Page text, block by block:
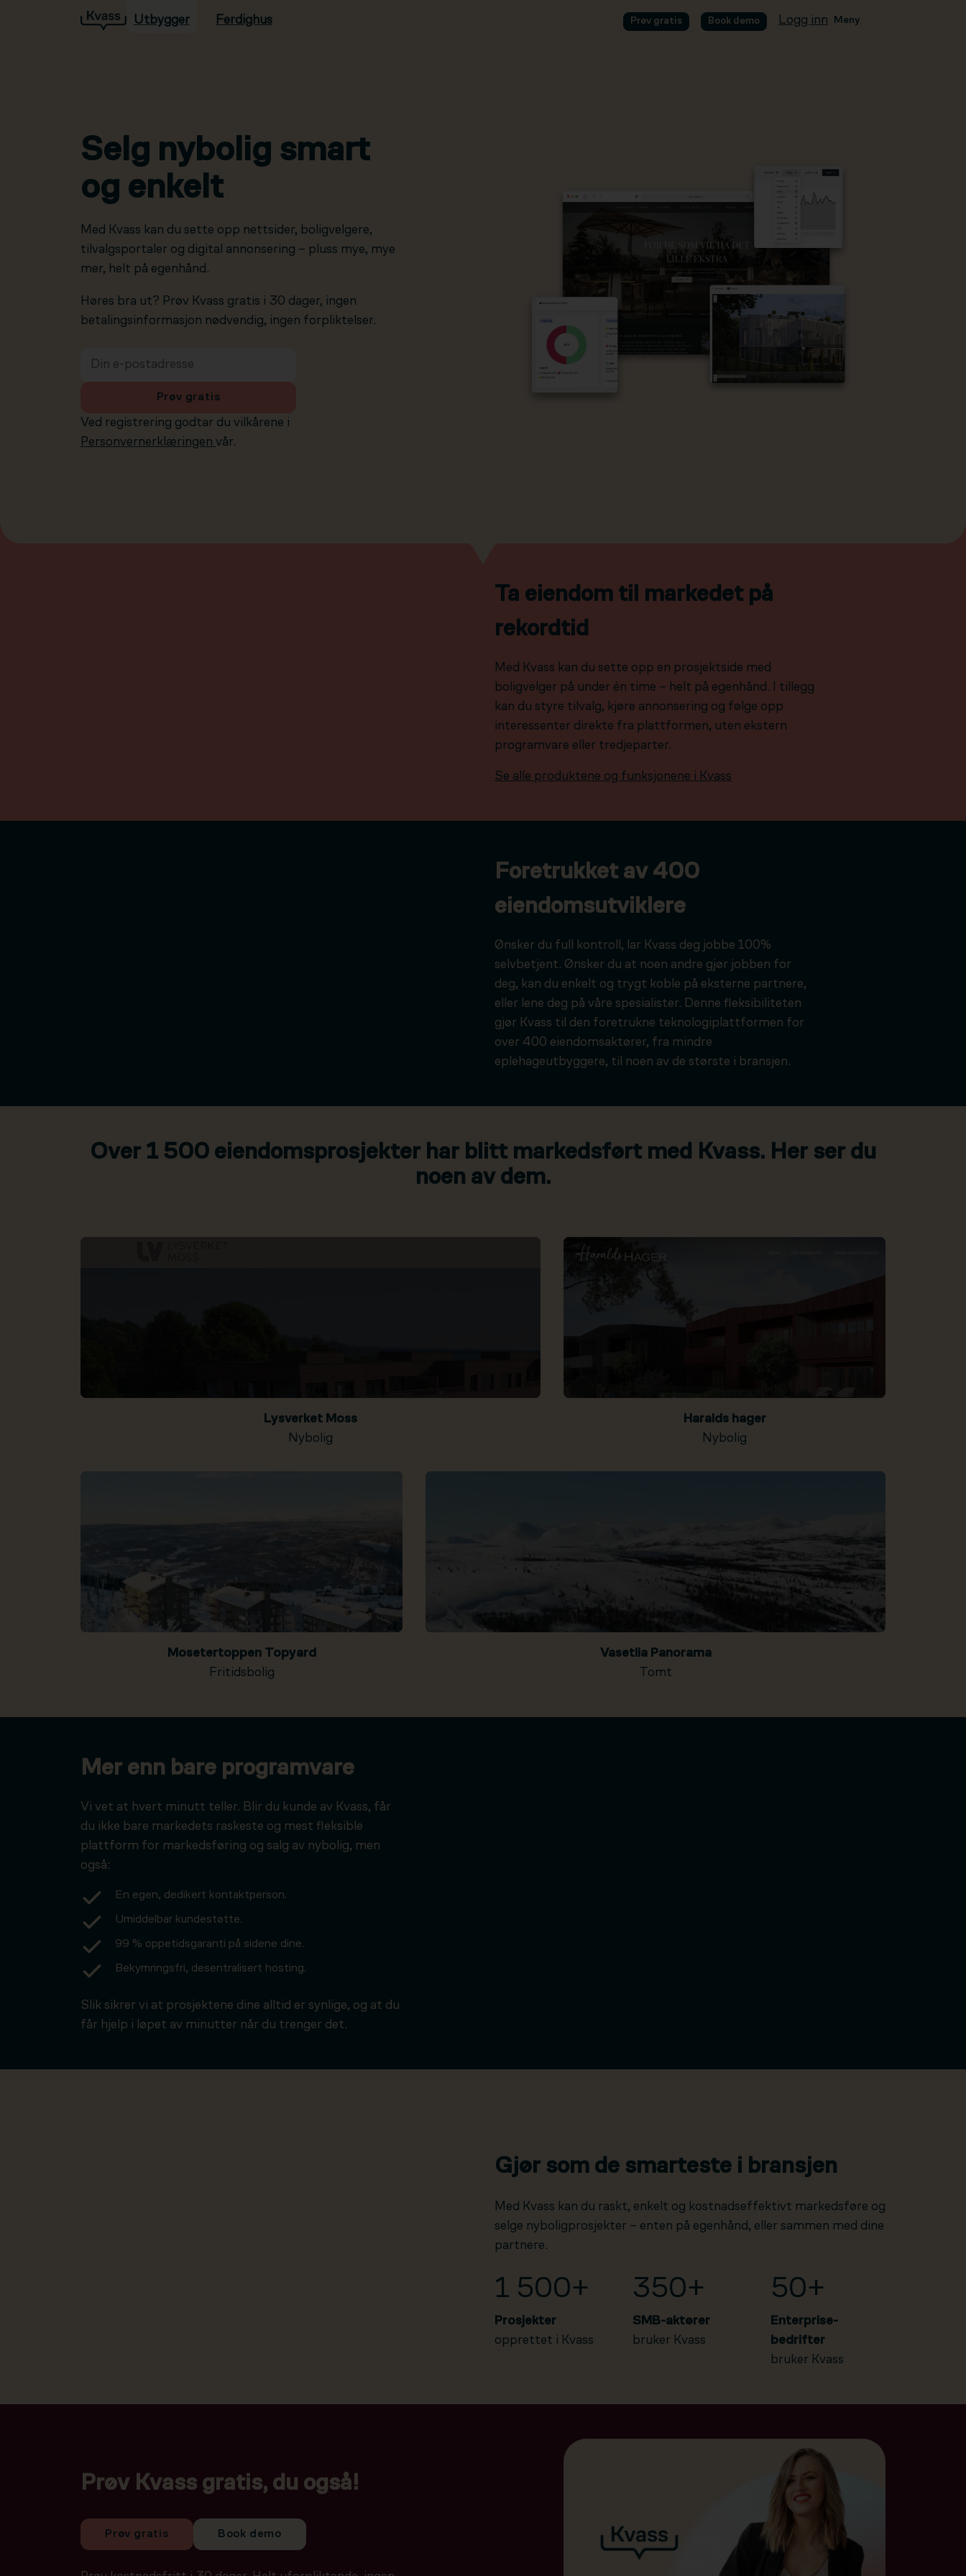
Hopp til hovedinnholdUtbygger Ferdighus Prøv gratis Book demo Logg inn Meny
Selg nybolig smart
og enkelt
Med Kvass kan du sette opp nettsider, boligvelgere,
tilvalgsportaler og digital annonsering – pluss mye, mye
mer, helt på egenhånd.
Høres bra ut? Prøv Kvass gratis i 30 dager, ingen
betalingsinformasjon nødvendig, ingen forpliktelser.
Ved registrering godtar du vilkårene i
Personvernerklæringen vår.
Prøv gratis
Ta eiendom til markedet på
rekordtid
Med Kvass kan du sette opp en prosjektside med
boligvelger på under én time – helt på egenhånd. I tillegg
kan du styre tilvalg, kjøre annonsering og følge opp
interessenter direkte fra plattformen, uten ekstern
programvare eller tredjeparter.
Se alle produktene og funksjonene i Kvass
Foretrukket av 400
eiendomsutviklere
Ønsker du full kontroll, lar Kvass deg jobbe 100%
selvbetjent. Ønsker du at noen andre gjør jobben for
deg, kan du enkelt og trygt koble på eksterne partnere,
eller lene deg på våre spesialister. Denne fleksibiliteten
gjør Kvass til den foretrukne teknologiplattformen for
over 400 eiendomsaktører, fra mindre
eplehageutbyggere, til noen av de største i bransjen.
Over 1 500 eiendomsprosjekter har blitt markedsført med Kvass. Her ser du
noen av dem.
Lysverket Moss
Nybolig
Haralds hager
Nybolig
Mosetertoppen Topyard
Fritidsbolig
Vasetlia Panorama
Tomt
Mer enn bare programvare
Vi vet at hvert minutt teller. Blir du kunde av Kvass, får
du ikke bare markedets raskeste og mest fleksible
plattform for markedsføring og salg av nybolig, men
også:
En egen, dedikert kontaktperson.
Umiddelbar kundestøtte.
99 % oppetidsgaranti på sidene dine.
Bekymringsfri, desentralisert hosting.
Slik sikrer vi at prosjektene dine alltid er synlige, og at du
får hjelp i løpet av minutter når du trenger det.
Gjør som de smarteste i bransjen
Med Kvass kan du raskt, enkelt og kostnadseffektivt markedsføre og
selge nyboligprosjekter – enten på egenhånd, eller sammen med dine
partnere.
1 500+
Prosjekter
opprettet i Kvass
350+
SMB-aktører
bruker Kvass
50+
Enterprise-
bedrifter
bruker Kvass
Prøv Kvass gratis, du også!
Prøv gratis Book demo